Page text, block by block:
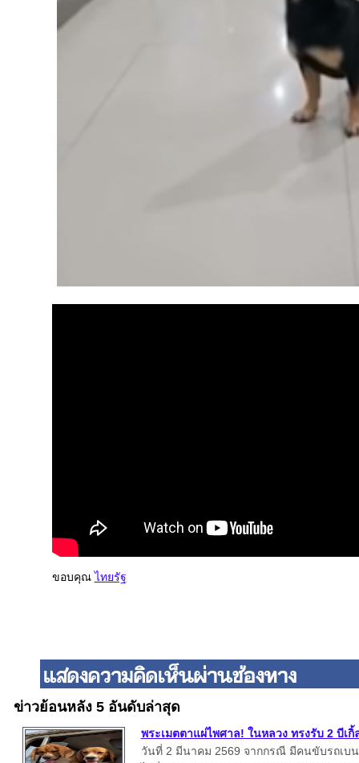
ขอบคุณไทยรัฐ
ข่าวย้อนหลัง 5 อันดับล่าสุด
พระเมตตาแผ่ไพศาล! ในหลวง ทรงรับ 2 บีเ
วันที่ 2 มีนาคม 2569 จากกรณี มีคนขับรถเบ